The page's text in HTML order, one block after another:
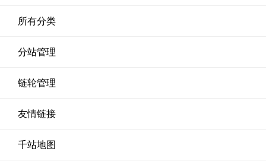
所有分类
分站管理
链轮管理
友情链接
千站地图